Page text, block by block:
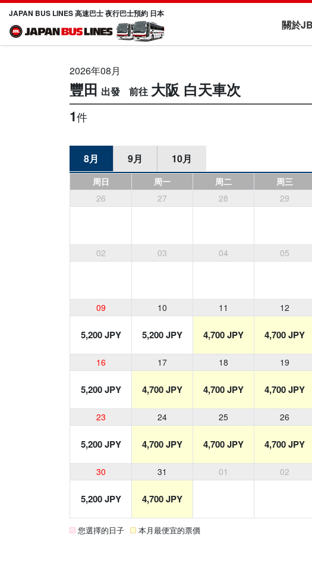
JAPAN BUS LINES 高速巴士 夜行巴士預約 日本
關於
2026年08月
豐田 大阪 白天車次
1件
8月 9月 10月
周日 周一 周二 周三
26
27 28 29
02 03 04 05
09 10 11 12
5,200 JPY 5,200 JPY 4,700 JPY 4,700 JPY
16 17 18 19
5,200 JPY 4,700 JPY 4,700 JPY 4,700 JPY
23 24 25 26
5,200 JPY 4,700 JPY 4,700 JPY 4,700 JPY
30 31 01 02
5,200 JPY 4,700 JPY
您選擇的日子 本月最便宜的票價